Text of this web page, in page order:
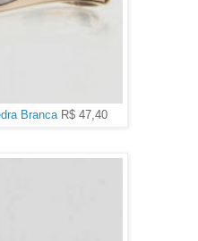
Branca R$ 47,40